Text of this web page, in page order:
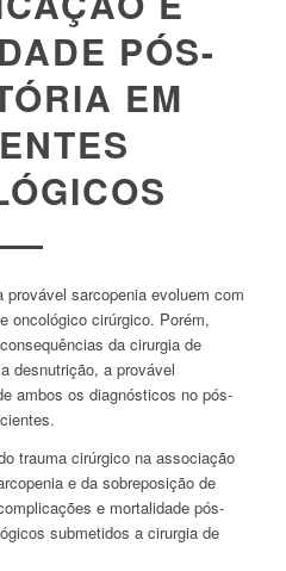
PÓS-
EM
provável sarcopenia evoluem com
oncológico cirúrgico. Porém,
da cirurgia de
desnutrição, a provável
ambos os diagnósticos no pós-
trauma cirúrgico na associação
e da sobreposição de
e mortalidade pós-
submetidos a cirurgia de